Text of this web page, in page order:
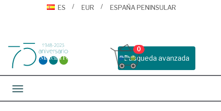
ES
EUR ESPAÑA PENINSULAR
Busqueda avanzada
0
Toggle navigation